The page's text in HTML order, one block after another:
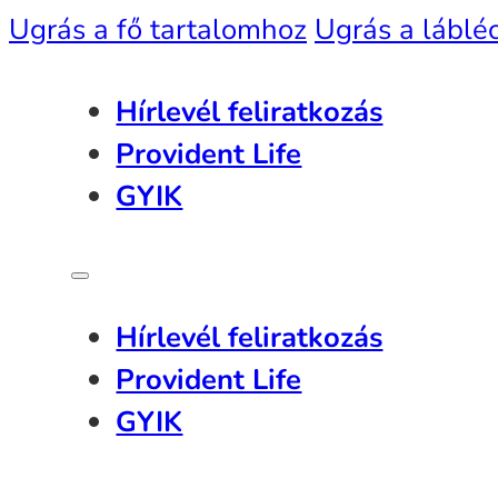
Ugrás a fő tartalomhoz Ugrás a
Hírlevél feliratkozás
Provident Life
GYIK
Hírlevél feliratkozás
Provident Life
GYIK